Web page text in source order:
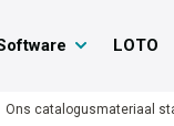
LOTO
Ons catalogusmateriaal